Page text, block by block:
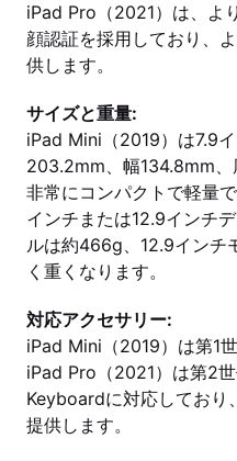
iPad Pro（2021）は、よ
顔認証を採用しており、
供します。
サイズと重量:
iPad Mini（2019）は7.9
203.2mm、幅134.8mm
非常にコンパクトで軽量
インチまたは12.9インチ
ルは約466g、12.9インチ
く重くなります。
対応アクセサリー:
iPad Mini（2019）は第1
iPad Pro（2021）は第2
Keyboardに対応しており
提供します。